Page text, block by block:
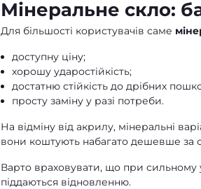
Мінеральне скло:
Для більшості користувачів саме
доступну ціну;
хорошу ударостійкість;
достатню стійкість до дрібних
просту заміну у разі потреби.
На відміну від акрилу, мінеральні
вони коштують набагато дешевше за
Варто враховувати, що при сильному
піддаються відновленню.